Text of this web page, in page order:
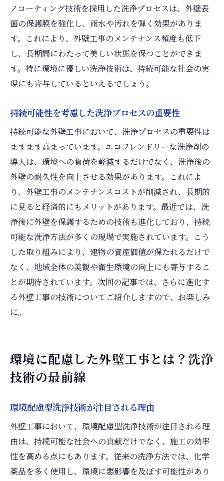
ノコーティング技術を採用した洗浄プロセスは、外壁表
面の保護膜を強化し、雨水や汚れを弾く効果がありま
す。これにより、外壁工事のメンテナンス頻度も低下
し、長期間にわたって美しい状態を保つことができま
す。特に環境に優しい洗浄技術は、持続可能な社会の実
現にも寄与しているといえるでしょう。
持続可能性を考慮した洗浄プロセスの重要性
持続可能な外壁工事において、洗浄プロセスの重要性は
ますます高まっています。エコフレンドリーな洗浄剤の
導入は、環境への負荷を軽減するだけでなく、洗浄後の
外壁の耐久性を向上させる効果があります。これによ
り、外壁工事のメンテナンスコストが削減され、長期的
に見ると経済的にもメリットがあります。最近では、洗
浄後に外壁を保護するための技術も進化しており、持続
可能な洗浄方法が多くの現場で実施されています。こう
した取り組みにより、建物の資産価値が保たれるだけで
なく、地域全体の美観や衛生環境の向上にも寄与するこ
とが期待されています。次回の記事では、さらに進化す
る外壁工事の技術についてご紹介しますので、お楽しみ
に。
環境に配慮した外壁工事とは？洗浄
技術の最前線
環境配慮型洗浄技術が注目される理由
外壁工事において、環境配慮型洗浄技術が注目される理
由は、持続可能な社会への貢献だけでなく、施工の効率
性を高める点にもあります。従来の洗浄方法では、化学
薬品を多く使用し、環境に悪影響を及ぼす可能性があり